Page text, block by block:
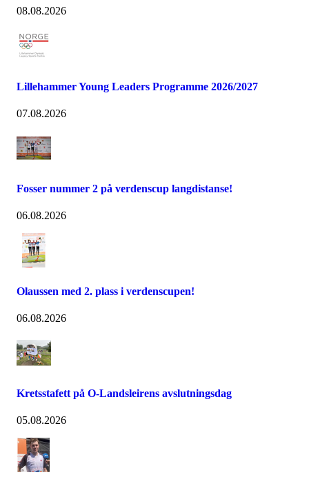
08.08.2026
Lillehammer Young Leaders Programme 2026/2027
07.08.2026
Fosser nummer 2 på verdenscup langdistanse!
06.08.2026
Olaussen med 2. plass i verdenscupen!
06.08.2026
Kretsstafett på O-Landsleirens avslutningsdag
05.08.2026